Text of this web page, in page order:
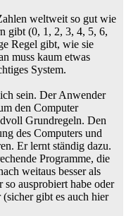
weltweit so gut wie
gibt (0, 1, 2, 3, 4, 5, 6,
Regel gibt, wie sie
muss kaum etwas
System.
sein. Der Anwender
den Computer
Grundregeln. Den
des Computers und
Er lernt ständig dazu.
Programme, die
weitaus besser als
so ausprobiert habe oder
gibt es auch hier